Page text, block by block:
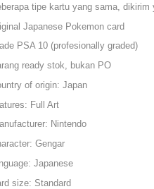
tipe kartu yang sama,
Japanese Pokemon card
PSA 10 (profesionally graded)
ready stok, bukan PO
of origin: Japan
Full Art
Nintendo
Gengar
Japanese
size: Standard